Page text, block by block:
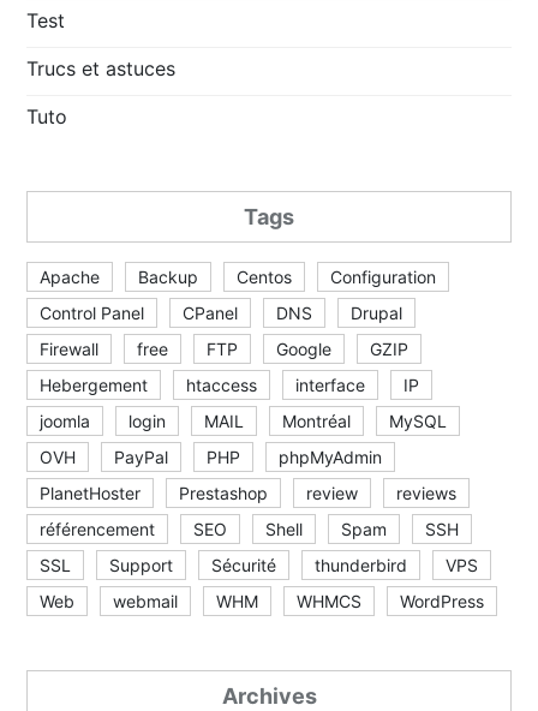
Test
Trucs et astuces
Tuto
Tags
Apache Backup Centos
Configuration
Control Panel
CPanel DNS
Drupal
Firewall
free FTP Google
GZIP
Hebergement
htaccess interface
IP
joomla
login MAIL Montréal
MySQL
OVH
PayPal PHP
phpMyAdmin
PlanetHoster
Prestashop review
reviews
référencement
SEO Shell Spam
SSH
SSL
Support Sécurité thunderbird
VPS
Web
webmail WHM WHMCS WordPress
Archives